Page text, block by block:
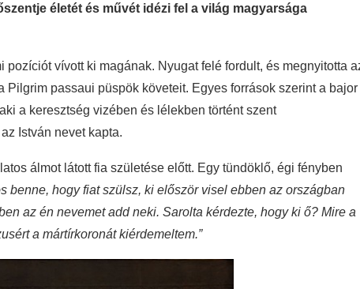
életét és művét idézi fel a világ magyarsága
vívott ki magának. Nyugat felé fordult, és megnyitotta
passaui püspök követeit. Egyes források szerint a bajor
a keresztség vizében és lélekben történt szent
István nevet kapta.
álmot látott fia születése előtt. Egy tündöklő, égi fényben
benne, hogy fiat szülsz, ki először visel ebben az országban
az én nevemet add neki. Sarolta kérdezte, hogy ki ő? Mire a
a mártírkoronát kiérdemeltem.”